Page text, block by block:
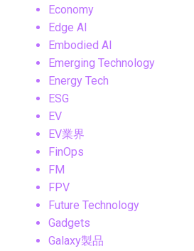
Economy
Edge AI
Embodied AI
Emerging Technology
Energy Tech
ESG
EV
EV業界
FinOps
FM
FPV
Future Technology
Gadgets
Galaxy製品